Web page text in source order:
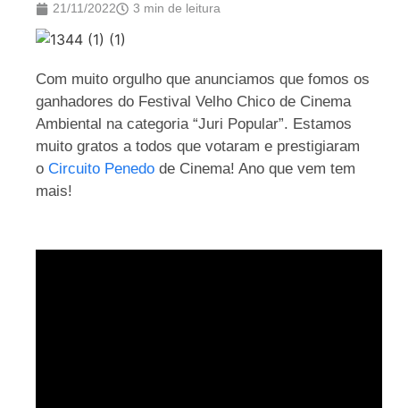
21/11/2022 3 min de leitura
Com muito orgulho que anunciamos que fomos os
ganhadores do Festival Velho Chico de Cinema
Ambiental na categoria “Juri Popular”. Estamos
muito gratos a todos que votaram e prestigiaram
o Circuito Penedo de Cinema! Ano que vem tem
mais!